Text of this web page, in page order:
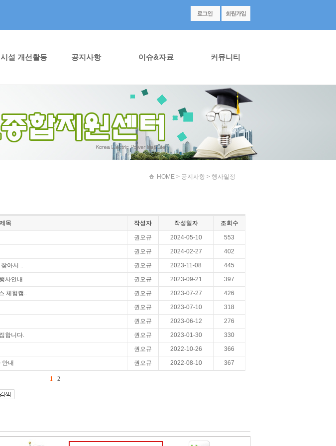
설 개선활동 공지사항 이슈&자료 커뮤니티
HOME > 공지사항 > 행사일정
제목 작성자 작성일자 조회수
권오규 2024-05-10
553
권오규 2024-02-27
402
아서 .. 권오규 2023-11-08
445
사안내 권오규 2023-09-21
397
체험캠.. 권오규 2023-07-27
426
권오규 2023-07-10
318
권오규 2023-06-12
276
합니다. 권오규 2023-01-30
330
권오규 2022-10-26
366
안내 권오규 2022-08-10 367
1 2